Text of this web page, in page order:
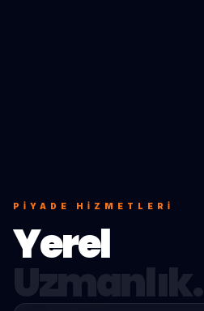
PIYADE HIZMETLERI
Yerel
Uzmanlık.